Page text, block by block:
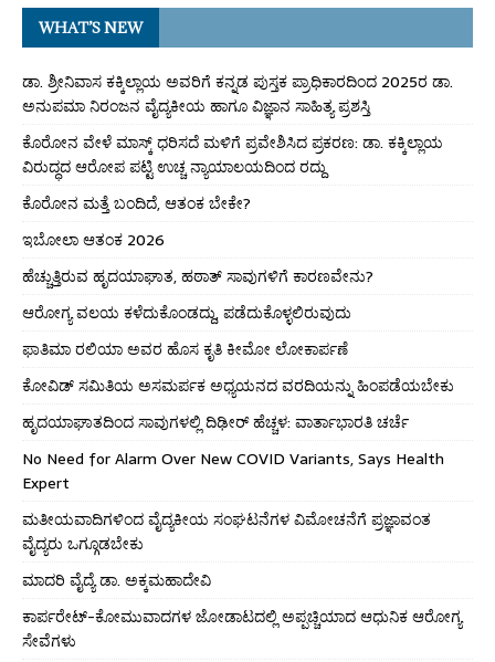
WHAT’S NEW
ಡಾ. ಶ್ರೀನಿವಾಸ ಕಕ್ಕಿಲ್ಲಾಯ ಅವರಿಗೆ ಕನ್ನಡ ಪುಸ್ತಕ ಪ್ರಾಧಿಕಾರದಿಂದ 2025ರ ಡಾ.
ಅನುಪಮಾ ನಿರಂಜನ ವೈದ್ಯಕೀಯ ಹಾಗೂ ವಿಜ್ಞಾನ ಸಾಹಿತ್ಯ ಪ್ರಶಸ್ತಿ
ಕೊರೋನ ವೇಳೆ ಮಾಸ್ಕ್ ಧರಿಸದೆ ಮಳಿಗೆ ಪ್ರವೇಶಿಸಿದ ಪ್ರಕರಣ: ಡಾ. ಕಕ್ಕಿಲ್ಲಾಯ
ವಿರುದ್ಧದ ಆರೋಪ ಪಟ್ಟಿ ಉಚ್ಚ ನ್ಯಾಯಾಲಯದಿಂದ ರದ್ದು
ಕೊರೋನ ಮತ್ತೆ ಬಂದಿದೆ, ಆತಂಕ ಬೇಕೇ?
ಇಬೋಲಾ ಆತಂಕ 2026
ಹೆಚ್ಚುತ್ತಿರುವ ಹೃದಯಾಘಾತ, ಹಠಾತ್ ಸಾವುಗಳಿಗೆ ಕಾರಣವೇನು?
ಆರೋಗ್ಯ ವಲಯ ಕಳೆದುಕೊಂಡದ್ದು, ಪಡೆದುಕೊಳ್ಳಲಿರುವುದು
ಫಾತಿಮಾ ರಲಿಯಾ ಅವರ ಹೊಸ ಕೃತಿ ಕೀಮೋ ಲೋಕಾರ್ಪಣೆ
ಕೋವಿಡ್ ಸಮಿತಿಯ ಅಸಮರ್ಪಕ ಅಧ್ಯಯನದ ವರದಿಯನ್ನು ಹಿಂಪಡೆಯಬೇಕು
ಹೃದಯಾಘಾತದಿಂದ ಸಾವುಗಳಲ್ಲಿ ದಿಢೀರ್ ಹೆಚ್ಚಳ: ವಾರ್ತಾಭಾರತಿ ಚರ್ಚೆ
No Need for Alarm Over New COVID Variants, Says Health
Expert
ಮತೀಯವಾದಿಗಳಿಂದ ವೈದ್ಯಕೀಯ ಸಂಘಟನೆಗಳ ವಿಮೋಚನೆಗೆ ಪ್ರಜ್ಞಾವಂತ
ವೈದ್ಯರು ಒಗ್ಗೂಡಬೇಕು
ಮಾದರಿ ವೈದ್ಯೆ ಡಾ. ಅಕ್ಕಮಹಾದೇವಿ
ಕಾರ್ಪರೇಟ್-ಕೋಮುವಾದಗಳ ಜೋಡಾಟದಲ್ಲಿ ಅಪ್ಪಚ್ಚಿಯಾದ ಆಧುನಿಕ ಆರೋಗ್ಯ
ಸೇವೆಗಳು